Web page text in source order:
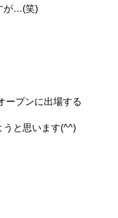
が…(笑)
ープンに出場する
うと思います(^^)